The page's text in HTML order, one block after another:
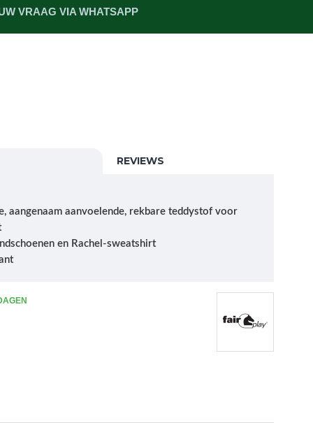
VRAAG VIA WHATSAPP
REVIEWS
aangenaam aanvoelende, rekbare teddystof voor
en Rachel-sweatshirt